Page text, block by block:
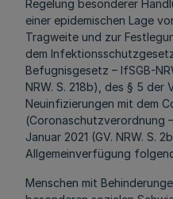
Regelung besonderer
einer epidemischen Lage
Tragweite und zur
dem
Befugnisgesetz – IfSGB-
NRW. S. 218b), des § 5
Neuinfizierungen mit dem
(Coronaschutzverordnung
Januar 2021 (GV. NRW. S.
Allgemeinverfügung
Menschen mit